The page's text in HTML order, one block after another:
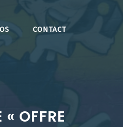
CONTACT
OFFRE